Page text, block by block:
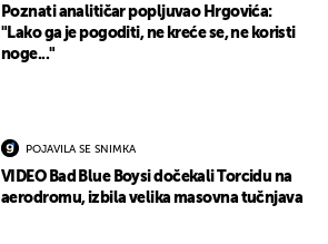
Poznati analitičar popljuvao Hrgovića:
"Lako ga je pogoditi, ne kreće se, ne koristi
noge..."
POJAVILA SE SNIMKA
VIDEO Bad Blue Boysi dočekali Torcidu na
aerodromu, izbila velika masovna tučnjava